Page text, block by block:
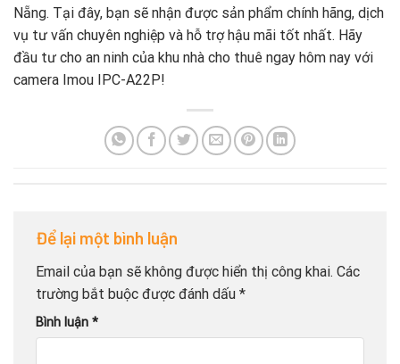
Nẵng. Tại đây, bạn sẽ nhận được sản phẩm chính hãng, dịch
vụ tư vấn chuyên nghiệp và hỗ trợ hậu mãi tốt nhất. Hãy
đầu tư cho an ninh của khu nhà cho thuê ngay hôm nay với
camera Imou IPC-A22P!
Để lại một bình luận
Email của bạn sẽ không được hiển thị công khai. Các
trường bắt buộc được đánh dấu *
Bình luận *